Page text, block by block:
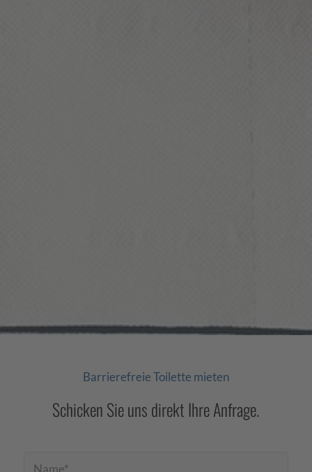
Barrierefreie Toilette mieten
Schicken Sie uns direkt Ihre Anfrage.